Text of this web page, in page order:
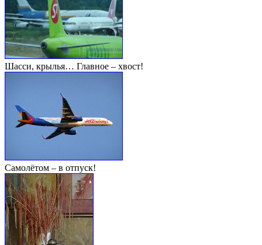
Шасси, крылья… Главное – хвост!
Самолётом – в отпуск!